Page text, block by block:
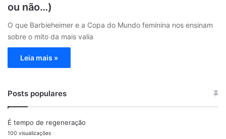
ou não…)
O que Barbieheimer e a Copa do Mundo feminina nos ensinam
sobre o mito da mais valia
Leia mais »
Posts populares
É tempo de regeneração
100 visualizações